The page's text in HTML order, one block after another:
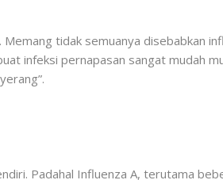
tidak semuanya disebabkan
infeksi pernapasan sangat mudah
Padahal Influenza A, terutama